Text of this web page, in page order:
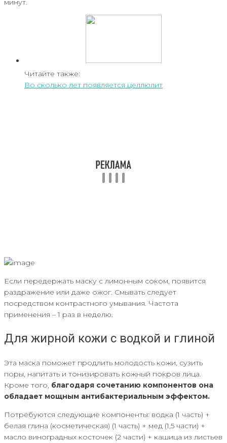
минут.
Читайте также:
Во сколько лет появляется целлюлит
Если передержать маску с лимонным соком, появится
раздражение или даже ожог. Смывать следует
посредством контрастного умывания. Частота
применения – 1 раз в неделю.
Для жирной кожи с водкой и глиной
Эта маска поможет продлить молодость кожи, сузить
поры, напитать и тонизировать кожный покров лица.
Кроме того, благодаря сочетанию компонентов она
обладает мощным антибактериальным эффектом.
Потребуются следующие компоненты: водка (1 часть) +
белая глина (косметическая) (1 часть) + мед (1,5 части) +
масло виноградных косточек (2 части) + кашица из листьев